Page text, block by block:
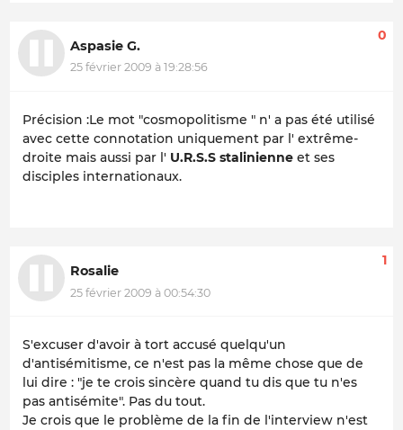
Aspasie G.
25 février 2009 à 19:28:56
0
Précision :Le mot "cosmopolitisme " n' a pas été utilisé
avec cette connotation uniquement par l' extrême-
droite mais aussi par l' U.R.S.S stalinienne et ses
disciples internationaux.
Rosalie
25 février 2009 à 00:54:30
1
S'excuser d'avoir à tort accusé quelqu'un
d'antisémitisme, ce n'est pas la même chose que de
lui dire : "je te crois sincère quand tu dis que tu n'es
pas antisémite". Pas du tout.
Je crois que le problème de la fin de l'interview n'est